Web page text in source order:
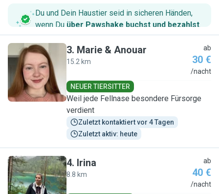
Du und Dein Haustier seid in sicheren Händen,
wenn Du über Pawshake buchst und bezahlst.
M
3. Marie & Anouar
15.2 km
ab
30 €
/nacht
NEUER TIERSITTER
Weil jede Fellnase besondere Fürsorge
verdient
Zuletzt kontaktiert vor 4 Tagen
Zuletzt aktiv: heute
I
4. Irina
8.8 km
ab
40 €
/nacht